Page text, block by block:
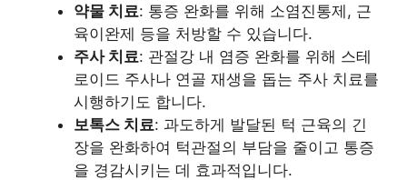
약물 치료: 통증 완화를 위해 소염진통제, 근
육이완제 등을 처방할 수 있습니다.
주사 치료: 관절강 내 염증 완화를 위해 스테
로이드 주사나 연골 재생을 돕는 주사 치료를
시행하기도 합니다.
보톡스 치료: 과도하게 발달된 턱 근육의 긴
장을 완화하여 턱관절의 부담을 줄이고 통증
을 경감시키는 데 효과적입니다.